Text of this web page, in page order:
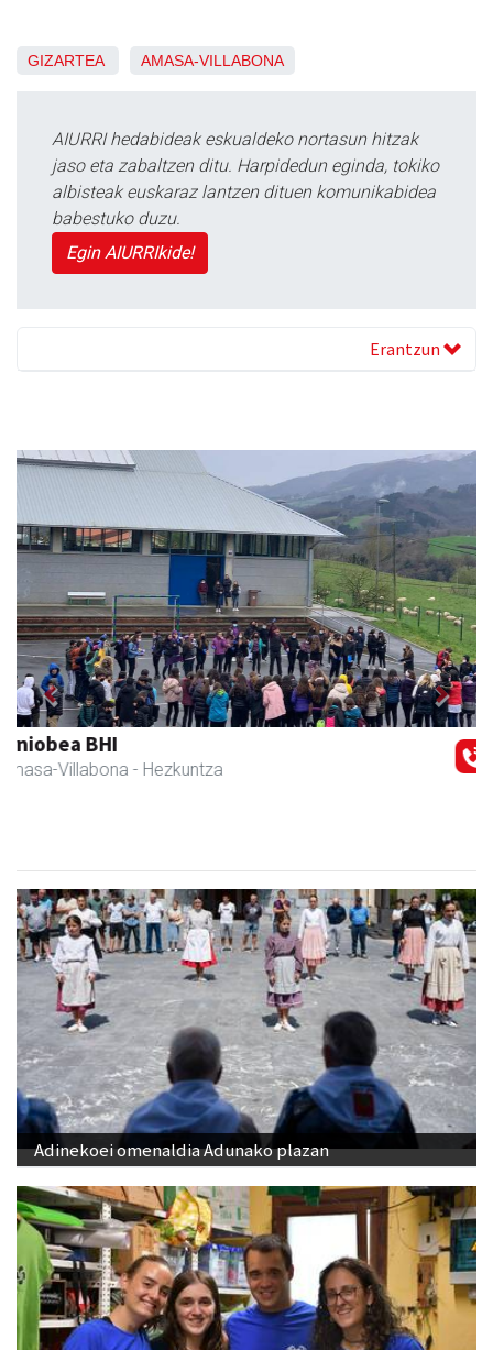
GIZARTEA AMASA-VILLABONA
AIURRI hedabideak eskualdeko nortasun hitzak
jaso eta zabaltzen ditu. Harpidedun eginda, tokiko
albisteak euskaraz lantzen dituen komunikabidea
babestuko duzu.
Egin AIURRIkide!
Erantzun
Amasa-Villabonako Udala
Amasa-Villabona - Udaletxeak
Previous Next
Adinekoei omenaldia Adunako plazan